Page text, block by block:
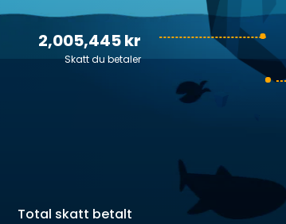
2,005,445 kr
Skatt du betaler
Total skatt betalt